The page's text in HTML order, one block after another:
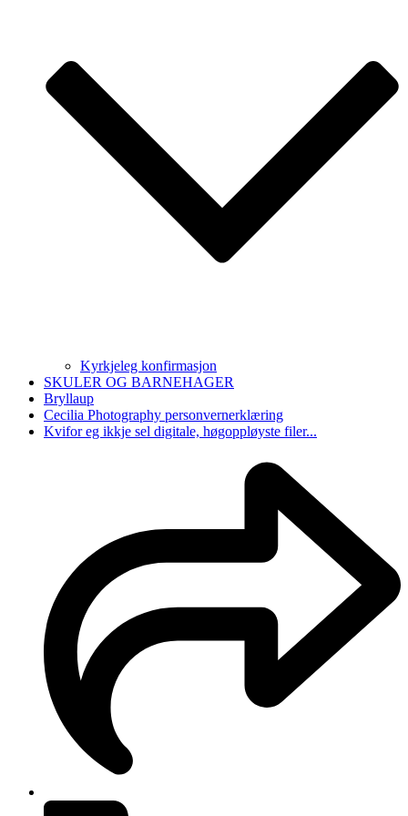
Kyrkjeleg konfirmasjon
SKULER OG BARNEHAGER
Bryllaup
Cecilia Photography personvernerklæring
Kvifor eg ikkje sel digitale, høgoppløyste filer...